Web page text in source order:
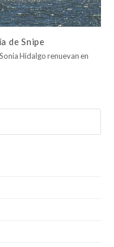
de Snipe
Hidalgo renuevan en